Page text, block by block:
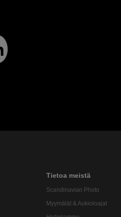
Tietoa meistä
Scandinavian Photo
Myymälät & Aukioloajat